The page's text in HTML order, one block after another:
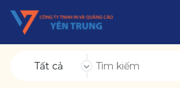
Tất cả